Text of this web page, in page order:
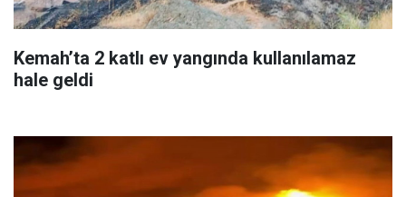
Kemah’ta 2 katlı ev yangında kullanılamaz
hale geldi